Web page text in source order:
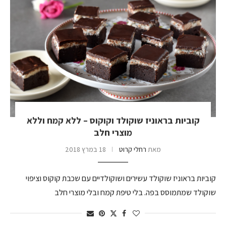
קוביות בראוניז שוקולד וקוקוס – ללא קמח וללא
מוצרי חלב
מאת רחלי קרוט 18 במרץ 2018
קוביות בראוניז שוקולד עשירים ושוקולדיים עם שכבת קוקוס וציפוי
שוקולד שמתמוסס בפה. בלי טיפת קמח ובלי מוצרי חלב